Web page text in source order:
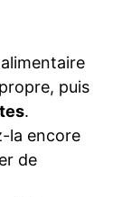
puis
.
la encore
de